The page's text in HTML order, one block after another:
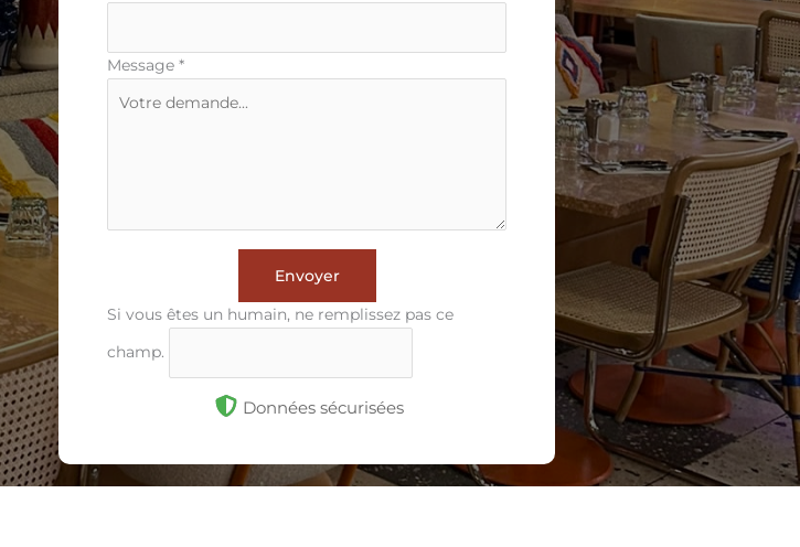
Message *
Envoyer
Si vous êtes un humain, ne remplissez pas ce
champ.
Données sécurisées